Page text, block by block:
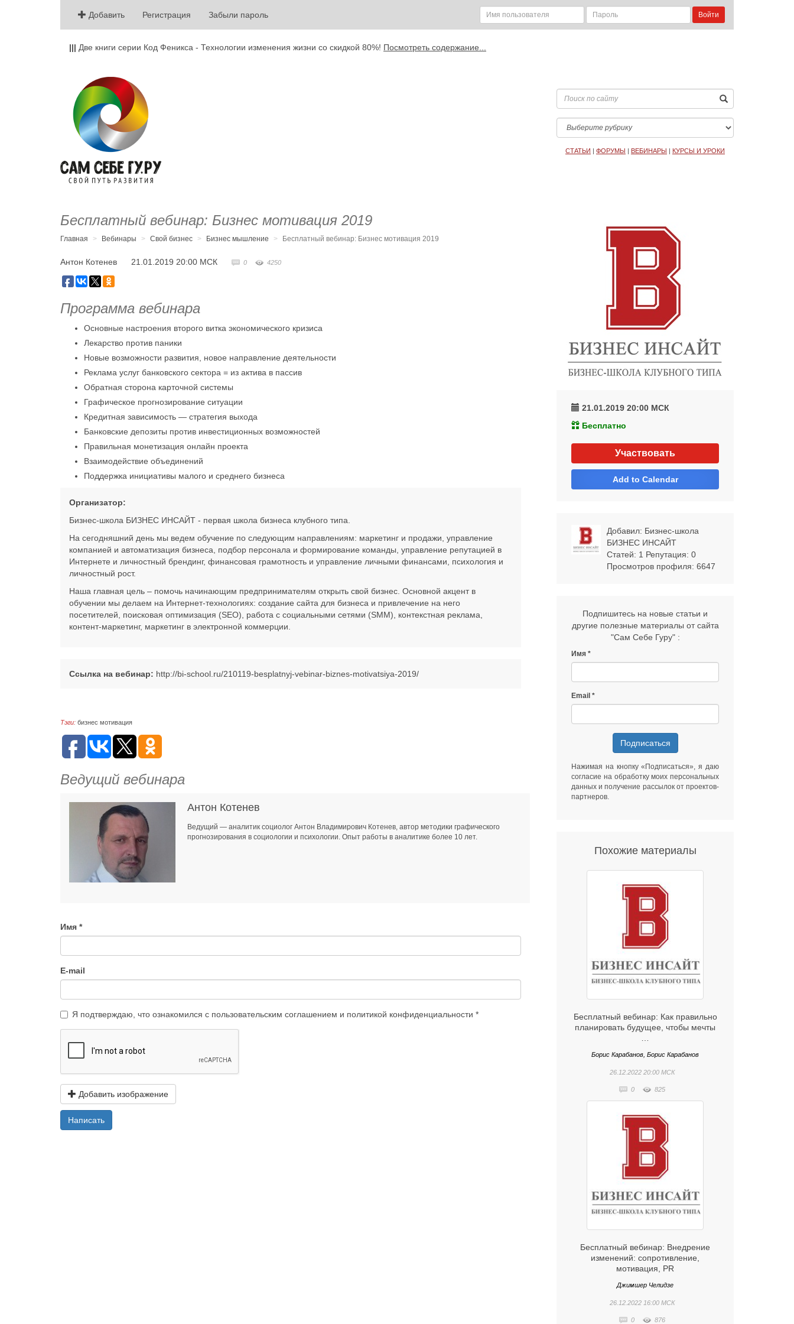
Добавить Регистрация Забыли пароль Войти
||| Две книги серии Код Феникса - Технологии изменения жизни со скидкой 80%! Посмотреть содержание...
СТАТЬИ | ФОРУМЫ | ВЕБИНАРЫ | КУРСЫ И УРОКИ
Бесплатный вебинар: Бизнес мотивация 2019
Главная Вебинары Свой бизнес Бизнес мышление Бесплатный вебинар: Бизнес мотивация 2019
Антон Котенев 21.01.2019 20:00 МСК 0 4250
Программа вебинара
Основные настроения второго витка экономического кризиса
Лекарство против паники
Новые возможности развития, новое направление деятельности
Реклама услуг банковского сектора = из актива в пассив
Обратная сторона карточной системы
Графическое прогнозирование ситуации
Кредитная зависимость — стратегия выхода
Банковские депозиты против инвестиционных возможностей
Правильная монетизация онлайн проекта
Взаимодействие объединений
Поддержка инициативы малого и среднего бизнеса
Организатор:
Бизнес-школа БИЗНЕС ИНСАЙТ - первая школа бизнеса клубного типа.
На сегодняшний день мы ведем обучение по следующим направлениям: маркетинг и продажи, управление
компанией и автоматизация бизнеса, подбор персонала и формирование команды, управление репутацией в
Интернете и личностный брендинг, финансовая грамотность и управление личными финансами, психология и
личностный рост.
Наша главная цель – помочь начинающим предпринимателям открыть свой бизнес. Основной акцент в
обучении мы делаем на Интернет-технологиях: создание сайта для бизнеса и привлечение на него
посетителей, поисковая оптимизация (SEO), работа с социальными сетями (SMM), контекстная реклама,
контент-маркетинг, маркетинг в электронной коммерции.
Ссылка на вебинар: http://bi-school.ru/210119-besplatnyj-vebinar-biznes-motivatsiya-2019/
Тэги: бизнес мотивация
Ведущий вебинара
Антон Котенев
Ведущий — аналитик социолог Антон Владимирович Котенев, автор методики графического
прогнозирования в социологии и психологии. Опыт работы в аналитике более 10 лет.
Имя
E-mail
Я подтверждаю, что ознакомился с пользовательским соглашением и политикой конфиденциальности
Добавить изображение
Написать
21.01.2019 20:00 МСК
Бесплатно
Участвовать
Add to Calendar
Добавил: Бизнес-школа
БИЗНЕС ИНСАЙТ
Статей: 1 Репутация: 0
Просмотров профиля: 6647
Подпишитесь на новые статьи и
другие полезные материалы от сайта
"Сам Себе Гуру" :
Имя
Email
Подписаться
Нажимая на кнопку «Подписаться», я даю
согласие на обработку моих персональных
данных и получение рассылок от проектов-
партнеров.
Похожие материалы
Бесплатный вебинар: Как правильно
планировать будущее, чтобы мечты
Борис Карабанов, Борис Карабанов
26.12.2022 20:00 МСК
0 825
Бесплатный вебинар: Внедрение
изменений: сопротивление,
мотивация, PR
Джимшер Челидзе
26.12.2022 16:00 МСК
0 876